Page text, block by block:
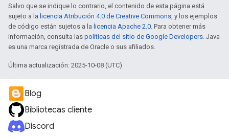
Salvo que se indique lo contrario, el contenido de esta página está
sujeto a la licencia Atribución 4.0 de Creative Commons, y los ejemplos
de código están sujetos a la licencia Apache 2.0. Para obtener más
información, consulta las políticas del sitio de Google Developers. Java
es una marca registrada de Oracle o sus afiliados.
Última actualización: 2025-10-08 (UTC)
Blog
Bibliotecas cliente
Discord